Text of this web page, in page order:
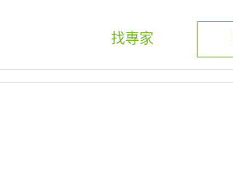
找專家